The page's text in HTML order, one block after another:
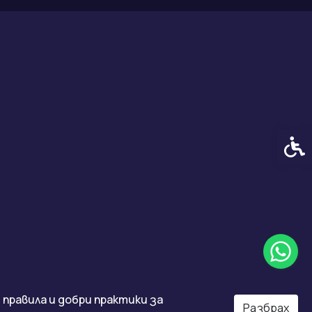
и добри практики за
Разбрах